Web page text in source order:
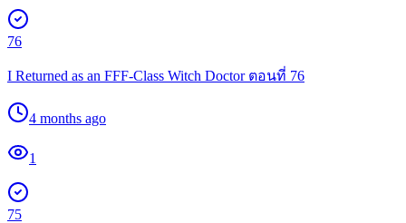
76
I Returned as an FFF-Class Witch Doctor ตอนที่ 76
4 months ago
1
75